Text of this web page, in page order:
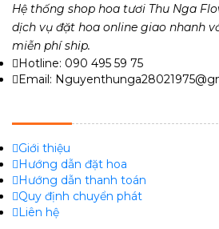
Hệ thống shop hoa tươi Thu Nga
dịch vụ đặt hoa online giao nhanh
miễn phí ship.
Hotline: 090 495 59 75
Email:
Giới thiệu
Hướng dẫn đặt hoa
Hướng dẫn thanh toán
Quy định chuyển phát
Liên hệ